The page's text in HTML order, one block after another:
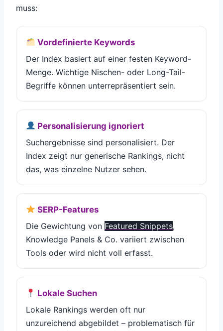
muss:
Vordefinierte Keywords
Der Index basiert auf einer festen Keyword-
Menge. Wichtige Nischen- oder Long-Tail-
Begriffe können unterrepräsentiert sein.
Personalisierung ignoriert
Suchergebnisse sind personalisiert. Der
Index zeigt nur generische Rankings, nicht
das, was einzelne Nutzer sehen.
SERP-Features
Die Gewichtung von Featured Snippets,
Knowledge Panels & Co. variiert zwischen
Tools oder wird nicht voll erfasst.
Lokale Suchen
Lokale Rankings werden oft nur
unzureichend abgebildet – problematisch für